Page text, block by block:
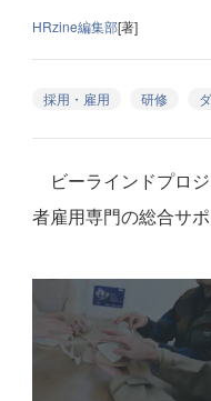
HRzine編集部[著]
採用・雇用 研修
ビーラインドプロ
者雇用専門の総合サ